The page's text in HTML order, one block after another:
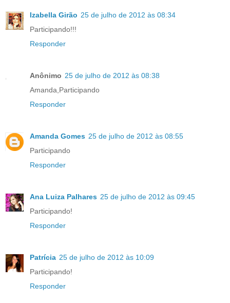
Izabella Girão 25 de julho de 2012 às 08:34
Participando!!!
Responder
Anônimo 25 de julho de 2012 às 08:38
Amanda,Participando
Responder
Amanda Gomes 25 de julho de 2012 às 08:55
Participando
Responder
Ana Luiza Palhares 25 de julho de 2012 às 09:45
Participando!
Responder
Patrícia 25 de julho de 2012 às 10:09
Participando!
Responder